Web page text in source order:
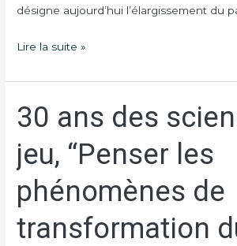
désigne aujourd’hui l’élargissement du
sous
de
?”
Lire la suite »
30 ans des
jeu, “Penser les
phénomènes de
transformation
30
ans
des
sciences
du
jeu,
“Penser